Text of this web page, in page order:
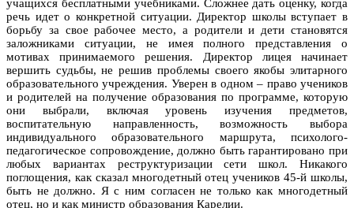
учащихся бесплатными учебниками. Сложнее дать оценку, когда
речь идет о конкретной ситуации. Директор школы вступает в
борьбу за свое рабочее место, а родители и дети становятся
заложниками ситуации, не имея полного представления о
мотивах принимаемого решения. Директор лицея начинает
вершить судьбы, не решив проблемы своего якобы элитарного
образовательного учреждения. Уверен в одном – право учеников
и родителей на получение образования по программе, которую
они выбрали, включая уровень изучения предметов,
воспитательную направленность, возможность выбора
индивидуального образовательного маршрута, психолого-
педагогическое сопровождение, должно быть гарантировано при
любых вариантах реструктуризации сети школ. Никакого
поглощения, как сказал многодетный отец учеников 45-й школы,
быть не должно. Я с ним согласен не только как многодетный
отец, но и как министр образования Карелии.